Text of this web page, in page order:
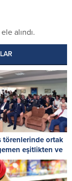
alındı.
törenlerinde ortak
eşitlikten ve
çözümden geri
adım yok